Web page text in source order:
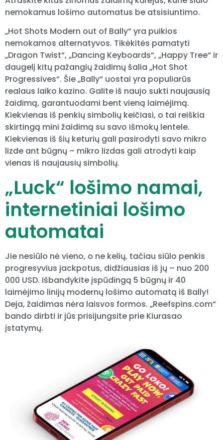
nemokamus lošimo automatus be atsisiuntimo.
„Hot Shots Modern out of Bally“ yra puikios
nemokamos alternatyvos. Tikėkitės pamatyti
„Dragon Twist“, „Dancing Keyboards“, „Happy Tree“ ir
daugelį kitų pažangių žaidimų šalia „Hot Shot
Progressives“. Šie „Bally“ uostai yra populiarūs
realaus laiko kazino. Galite iš naujo sukti naujausią
žaidimą, garantuodami bent vieną laimėjimą.
Kiekvienas iš penkių simbolių keičiasi, o tai reiškia
skirtingą mini žaidimą su savo išmokų lentele.
Kiekvienas iš šių keturių gali pasirodyti savo mikro
lizde ant būgnų – mikro lizdas gali atrodyti kaip
vienas iš naujausių simbolių.
„Luck“ lošimo namai,
internetiniai lošimo
automatai
Jie nesiūlo nė vieno, o ne kelių, tačiau siūlo penkis
progresyvius jackpotus, didžiausias iš jų – nuo ​​200
000 USD. Išbandykite įspūdingą 5 būgnų ir 40
laimėjimo linijų modernų lošimo automatą iš Bally!
Deja, žaidimas nėra laisvos formos. „Reefspins.com“
bando dirbti ir jūs prisijungsite prie Kiurasao
įstatymų.